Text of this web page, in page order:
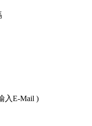
入E-Mail )